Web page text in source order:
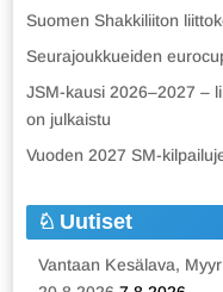
Suomen Shakkiliiton
Seurajoukkueiden
JSM-kausi 2026–2027 –
on julkaistu
Vuoden 2027 SM-
Uutiset
Vantaan Kesälava,